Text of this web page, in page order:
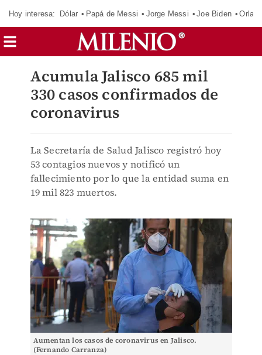
Hoy interesa: Dólar Papá de Messi Jorge Messi Joe Biden
Acumula Jalisco 685 mil
330 casos confirmados de
coronavirus
La Secretaría de Salud Jalisco registró hoy
53 contagios nuevos y notificó un
fallecimiento por lo que la entidad suma en
19 mil 823 muertos.
Aumentan los casos de coronavirus en Jalisco.
(Fernando Carranza)